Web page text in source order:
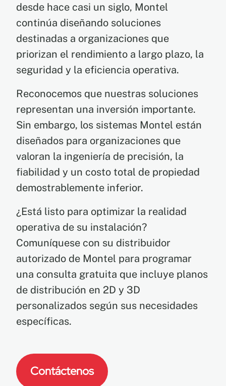
desde hace casi un siglo, Montel
continúa diseñando soluciones
destinadas a organizaciones que
priorizan el rendimiento a largo plazo, la
seguridad y la eficiencia operativa.
Reconocemos que nuestras soluciones
representan una inversión importante.
Sin embargo, los sistemas Montel están
diseñados para organizaciones que
valoran la ingeniería de precisión, la
fiabilidad y un costo total de propiedad
demostrablemente inferior.
¿Está listo para optimizar la realidad
operativa de su instalación?
Comuníquese con su distribuidor
autorizado de Montel para programar
una consulta gratuita que incluye planos
de distribución en 2D y 3D
personalizados según sus necesidades
específicas.
Contáctenos